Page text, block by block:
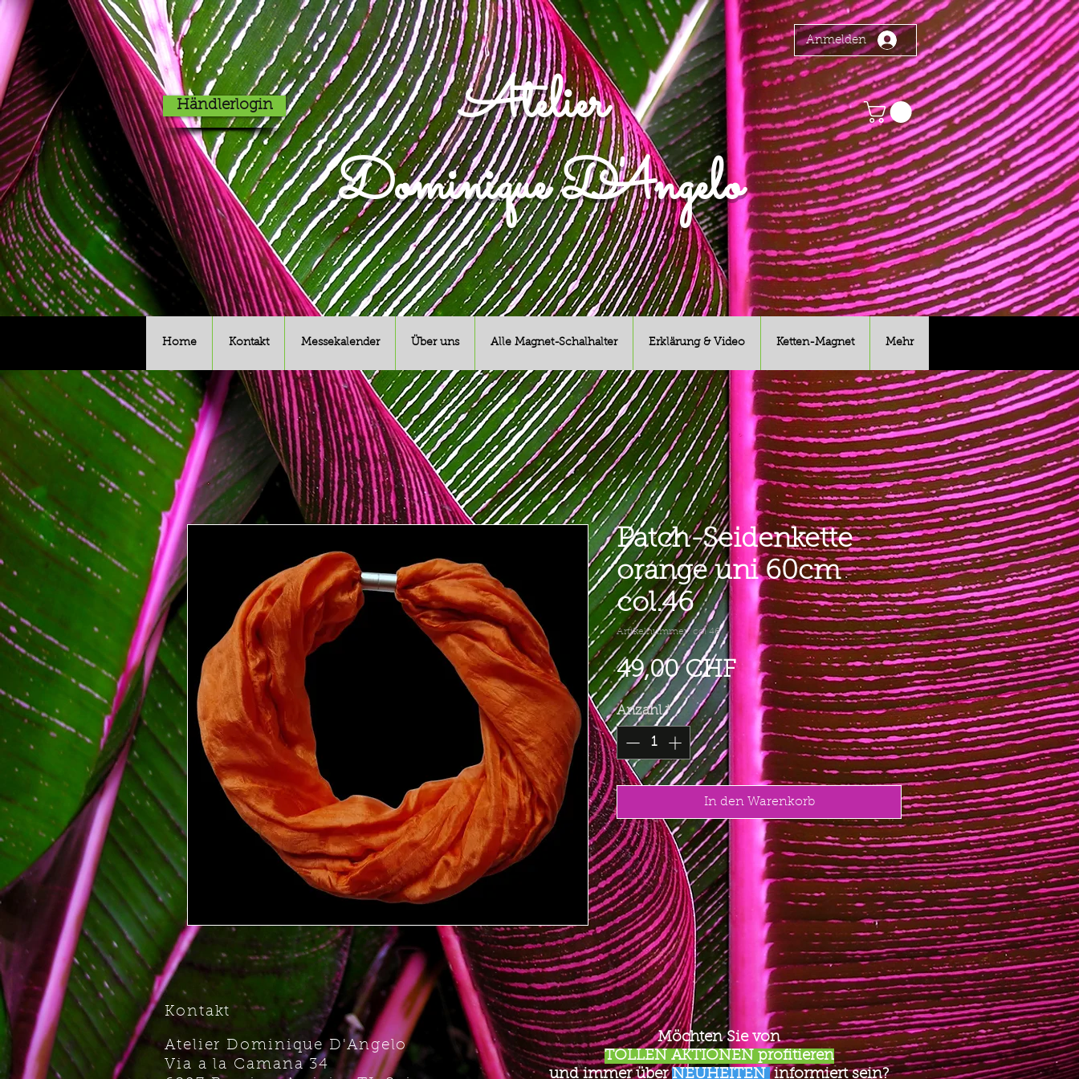
Anmelden
Atelier
Dominique D'Angelo
Händlerlogin
Home Kontakt Messekalender Über uns Alle Magnet-Schalhalter Erklärung & Video Ketten-Magnet Mehr
Patch-Seidenkette
orange uni 60cm
col.46
Artikelnummer: col 46
49,00 CHFPreis
Anzahl *
In den Warenkorb
Kontakt
Atelier Dominique D'Angelo
Via a la Camana 34
Möchten Sie von
TOLLEN AKTIONEN profitieren
und immer überNEUHEITEN informiert sein?